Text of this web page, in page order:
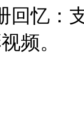
回忆：
频。